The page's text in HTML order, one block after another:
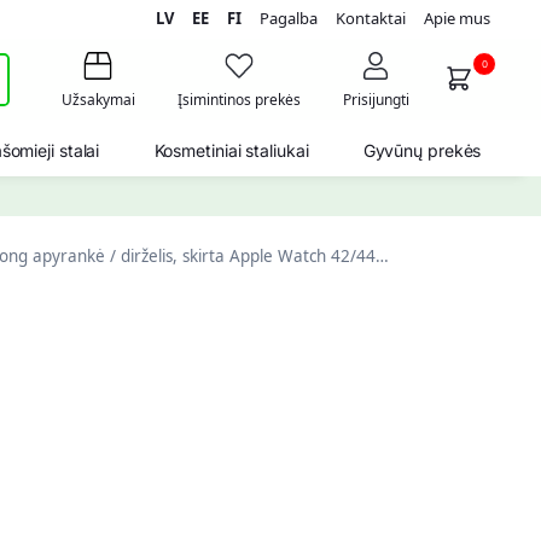
LV EE FI Pagalba Kontaktai Apie mus
Užsakymai Įsimintinos prekės Prisijungti
0
stalai Kosmetiniai staliukai Gyvūnų prekės
apyrankė / dirželis, skirta Apple Watch 42/44/45mm (pilka)